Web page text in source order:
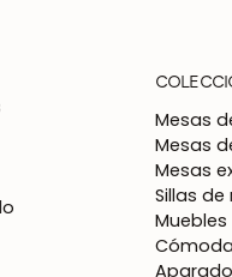
Mesas
Mesas
Mesas
Sillas